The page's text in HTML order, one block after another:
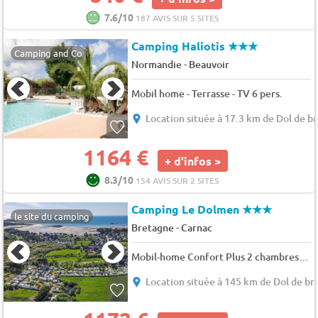
7.6/10 187 AVIS SUR 5 SITES
Camping and Co Camping Haliotis★★★
Normandie- Beauvoir
Mobil home - Terrasse - TV 6 pers.
Location située à 17.3 km de Dol de
1164 € + d'infos >
8.3/10 154 AVIS SUR 2 SITES
le site du camping Camping Le Dolmen★★★
Bretagne-Carnac
Location située à 145 km de Dol de